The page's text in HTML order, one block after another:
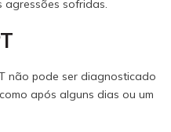
agressões sofridas.
não pode ser diagnosticado
após alguns dias ou um